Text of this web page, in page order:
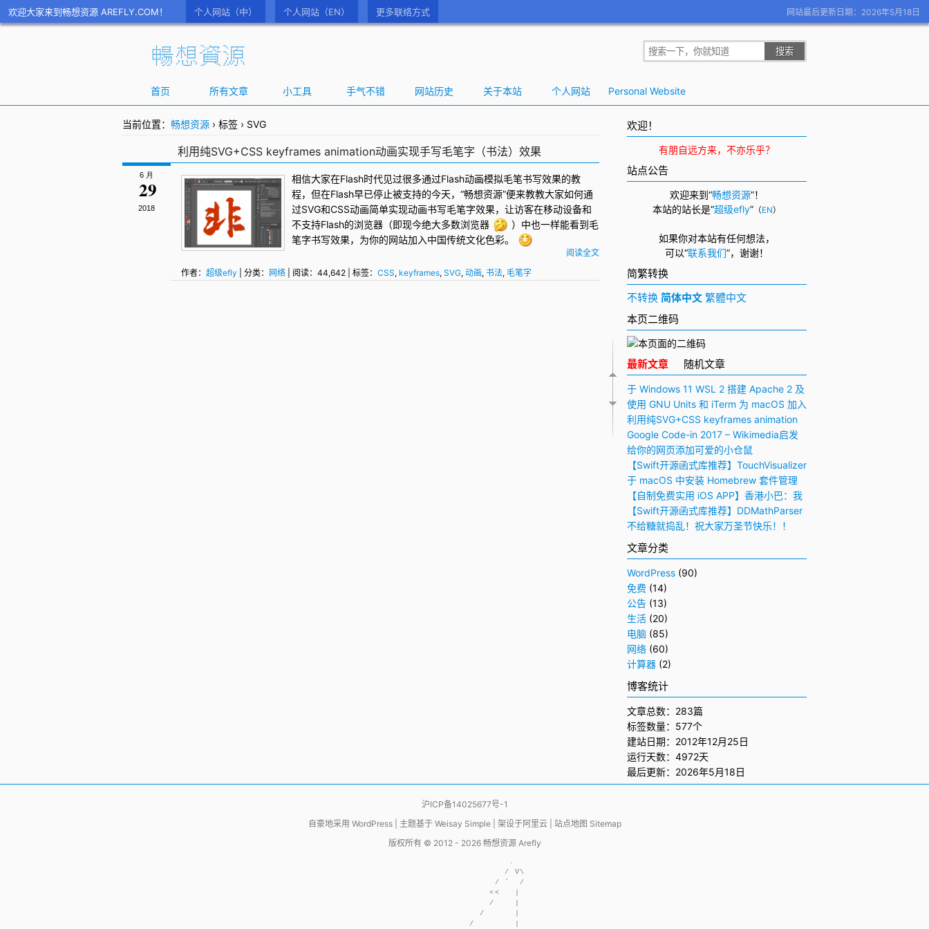
网站最后更新日期：2026年5月18日
欢迎大家来到畅想资源 AREFLY.COM！ 个人网站（中） 个人网站（EN） 更多联络方式
首页 所有文章 小工具 手气不错 网站历史 关于本站 个人网站 Personal Website
当前位置： 畅想资源 › 标签 › SVG
利用纯SVG+CSS keyframes animation动画实现手写毛笔字（书法）效果
6 月
29
2018
相信大家在Flash时代见过很多通过Flash动画模拟毛笔书写效果的教
程，但在Flash早已停止被支持的今天，“畅想资源”便来教教大家如何通
过SVG和CSS动画简单实现动画书写毛笔字效果，让访客在移动设备和
不支持Flash的浏览器（即现今绝大多数浏览器
）中也一样能看到毛
笔字书写效果，为你的网站加入中国传统文化色彩。
阅读全文
作者： 超级efly | 分类： 网络 | 阅读：44,642 | 标签： CSS, keyframes, SVG, 动画, 书法, 毛笔字
欢迎！
有朋自远方来，不亦乐乎？
站点公告
欢迎来到“畅想资源”！
本站的站长是“超级efly” （EN）
如果你对本站有任何想法，
可以“联系我们”， 谢谢！
简繁转换
不转换 简体中文 繁體中文
本页二维码
最新文章 随机文章
于 Windows 11 WSL 2 搭建 Apache 2 及
PHP 7 开发环境
使用 GNU Units 和 iTerm 为 macOS 加入
快捷多功能计算器
利用纯SVG+CSS keyframes animation
动画实现手写毛笔字（书法）效果
Google Code-in 2017 – Wikimedia启发
与感想
给你的网页添加可爱的小仓鼠
【Swift开源函式库推荐】TouchVisualizer
– 于屏幕上显示你所触摸的位置
于 macOS 中安装 Homebrew 套件管理
工具
【自制免费实用 iOS APP】香港小巴：我
要下车！
【Swift开源函式库推荐】DDMathParser
– 通过文字表达式（算式）计算结果
不给糖就捣乱！祝大家万圣节快乐！！
文章分类
WordPress (90)
免费 (14)
公告 (13)
生活 (20)
电脑 (85)
网络 (60)
计算器 (2)
博客统计
文章总数：283篇
标签数量：577个
建站日期：2012年12月25日
运行天数：4972天
最后更新：2026年5月18日
沪ICP备14025677号-1
自豪地采用 WordPress| 主题基于 Weisay Simple| 架设于阿里云| 站点地图 Sitemap
版权所有 © 2012 - 2026 畅想资源 Arefly
                     .
                    / V\
                  / `  /
                 <<   |
                 /    |
               /      |
             /        |